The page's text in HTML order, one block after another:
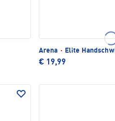
Arena · Elite
€ 19,99